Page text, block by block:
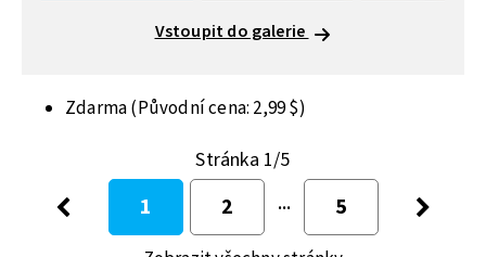
Vstoupit do galerie
Zdarma (Původní cena: 2,99 $)
1 2 5
Stránka 1/5